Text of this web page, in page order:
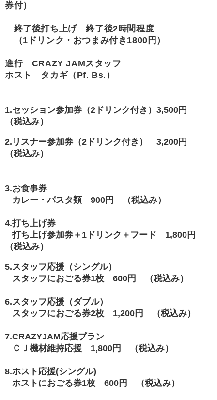
券付）
終了後打ち上げ 終了後2時間程度
（1ドリンク・おつまみ付き1800円）
進行 CRAZY JAMスタッフ
ホスト タカギ（Pf. Bs.）
1.セッション参加券（2ドリンク付き）3,500円
（税込み）
2. リスナー参加券（2ドリンク付き） 3,200円
（税込み）
3.お食事券
カレー・パスタ類 900円 （税込み）
4.打ち上げ券
打ち上げ参加券＋1ドリンク＋フード 1,800円
（税込み）
5.スタッフ応援（シングル）
スタッフにおごる券1枚 600円 （税込み）
6.スタッフ応援（ダブル）
スタッフにおごる券2枚 1,200円 （税込み）
7.CRAZYJAM応援プラン
ＣＪ機材維持応援 1,800円 （税込み）
8.ホスト応援(シングル)
ホストにおごる券1枚 600円 （税込み）